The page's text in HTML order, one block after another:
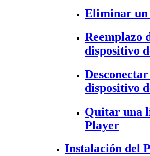
Eliminar
Reemplazo
dispositivo
dispositivo
Quitar una
Player
Instalación del